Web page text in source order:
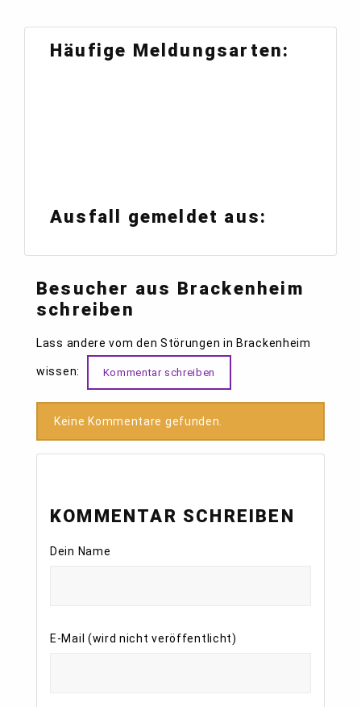
Häufige Meldungsarten:
Ausfall gemeldet aus:
Besucher aus Brackenheim
schreiben
Lass andere vom den Störungen in Brackenheim
wissen: Kommentar schreiben
Keine Kommentare gefunden.
KOMMENTAR SCHREIBEN
Dein Name
E-Mail (wird nicht veröffentlicht)